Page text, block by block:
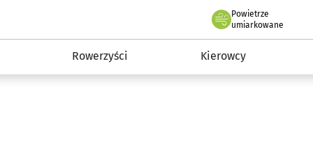
Powietrze
we Wrocławiu
umiarkowane
Rowerzyści Kierowcy